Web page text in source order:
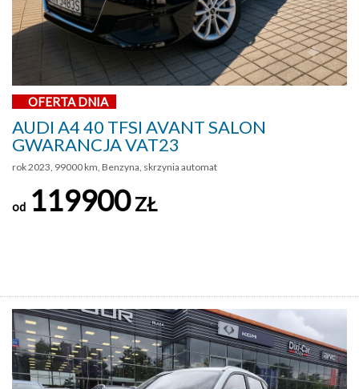
OFERTA DNIA
AUDI A4 40 TFSI AVANT SALON
GWARANCJA VAT23
rok 2023, 99000 km, Benzyna, skrzynia automat
od 119900ZŁ